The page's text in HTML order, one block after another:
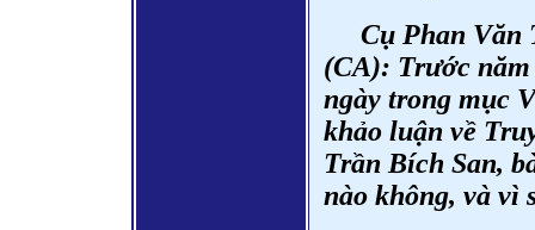
Cụ Phan Văn
(CA): Trước năm
ngày trong mục
khảo luận về
Trần Bích San,
nào không, và vì